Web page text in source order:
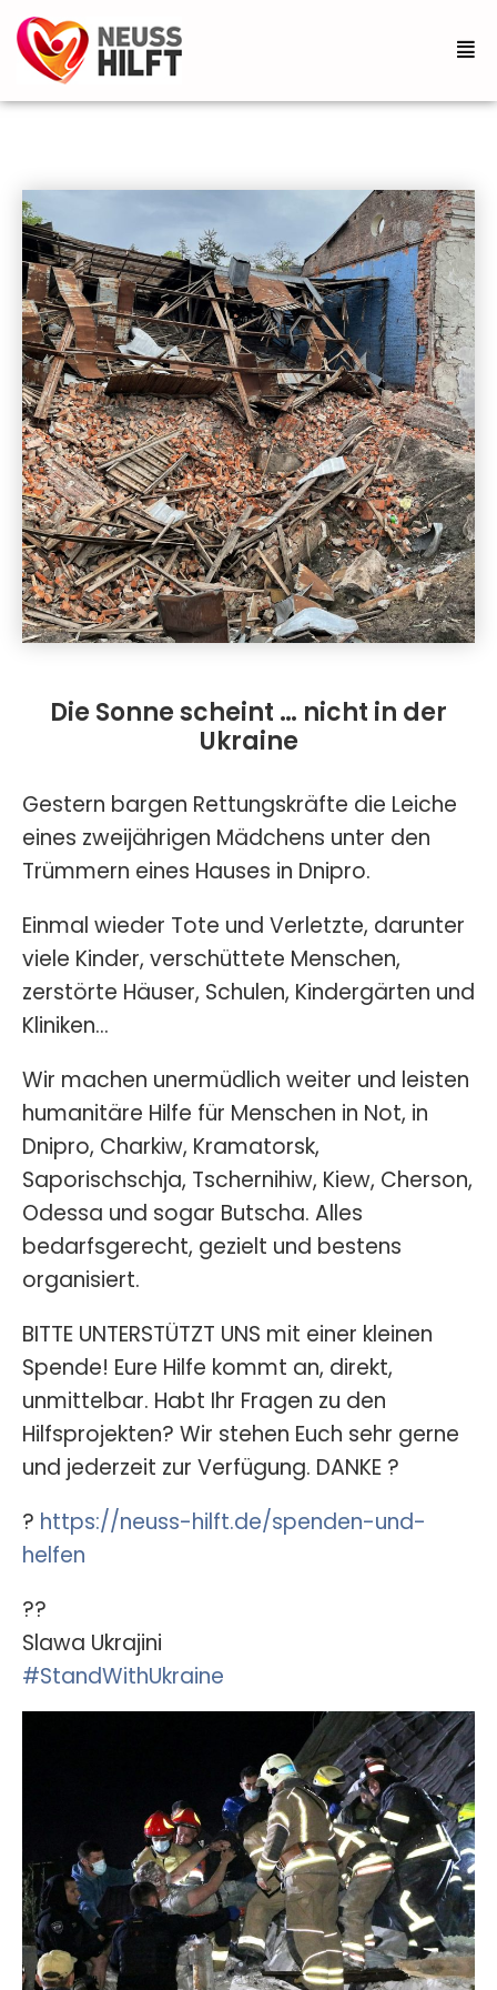
Die Sonne scheint … nicht in der
Ukraine
Gestern bargen Rettungskräfte die Leiche
eines zweijährigen Mädchens unter den
Trümmern eines Hauses in Dnipro.
Einmal wieder Tote und Verletzte, darunter
viele Kinder, verschüttete Menschen,
zerstörte Häuser, Schulen, Kindergärten und
Kliniken…
Wir machen unermüdlich weiter und leisten
humanitäre Hilfe für Menschen in Not, in
Dnipro, Charkiw, Kramatorsk,
Saporischschja, Tschernihiw, Kiew, Cherson,
Odessa und sogar Butscha. Alles
bedarfsgerecht, gezielt und bestens
organisiert.
BITTE UNTERSTÜTZT UNS mit einer kleinen
Spende! Eure Hilfe kommt an, direkt,
unmittelbar. Habt Ihr Fragen zu den
Hilfsprojekten? Wir stehen Euch sehr gerne
und jederzeit zur Verfügung. DANKE ?
? https://neuss-hilft.de/spenden-und-
helfen
??
Slawa Ukrajini
#StandWithUkraine